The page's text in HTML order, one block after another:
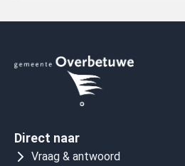
Direct naar
Vraag & antwoord